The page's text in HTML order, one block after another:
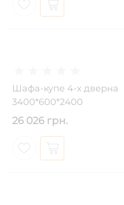
Шафа-купе 4-х дверна
3400*600*2400
26 026 грн.